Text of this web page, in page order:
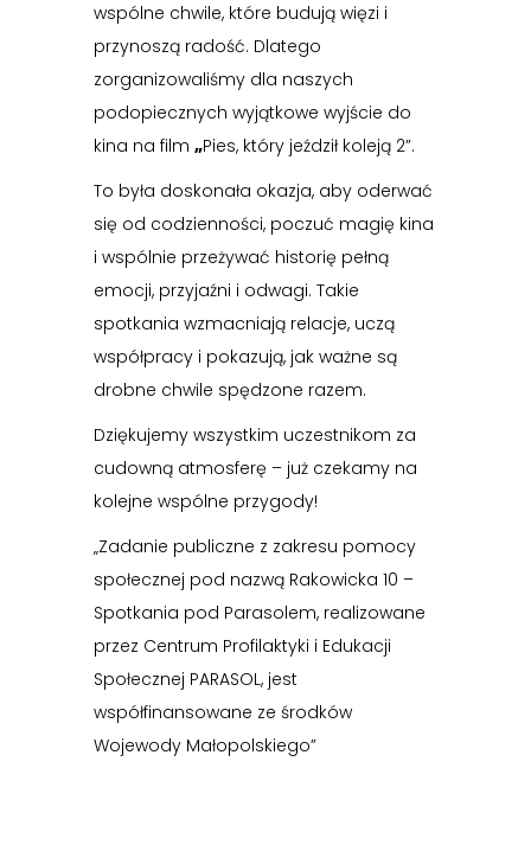
wspólne chwile, które budują więzi i
przynoszą radość. Dlatego
zorganizowaliśmy dla naszych
podopiecznych wyjątkowe wyjście do
kina na film „Pies, który jeździł koleją 2”.
To była doskonała okazja, aby oderwać
się od codzienności, poczuć magię kina
i wspólnie przeżywać historię pełną
emocji, przyjaźni i odwagi. Takie
spotkania wzmacniają relacje, uczą
współpracy i pokazują, jak ważne są
drobne chwile spędzone razem.
Dziękujemy wszystkim uczestnikom za
cudowną atmosferę – już czekamy na
kolejne wspólne przygody!
„Zadanie publiczne z zakresu pomocy
społecznej pod nazwą Rakowicka 10 –
Spotkania pod Parasolem, realizowane
przez Centrum Profilaktyki i Edukacji
Społecznej PARASOL, jest
współfinansowane ze środków
Wojewody Małopolskiego”